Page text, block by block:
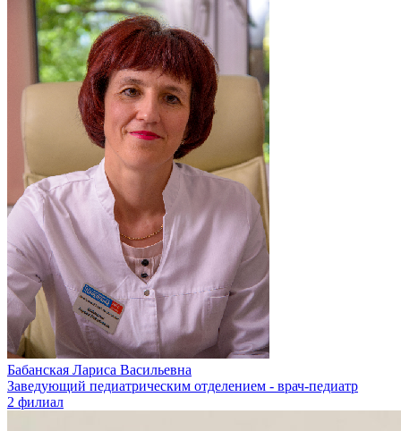
Бабанская Лариса Васильевна
Заведующий педиатрическим отделением - врач-педиатр
2 филиал